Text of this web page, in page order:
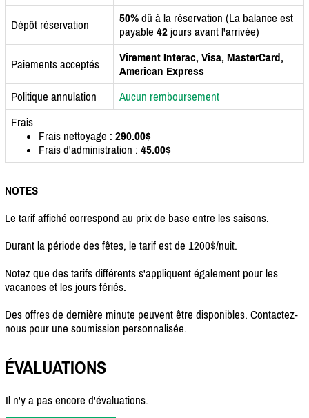
Dépôt réservation 50% dû à la réservation (La balance est
payable 42 jours avant l'arrivée)
Paiements acceptés
Virement Interac, Visa, MasterCard,
American Express
Politique annulation
Aucun remboursement
Frais
Frais nettoyage : 290.00$
Frais d'administration : 45.00$
NOTES
Le tarif affiché correspond au prix de base entre les saisons.
Durant la période des fêtes, le tarif est de 1200$/nuit.
Notez que des tarifs différents s'appliquent également pour les
vacances et les jours fériés.
Des offres de dernière minute peuvent être disponibles. Contactez-
nous pour une soumission personnalisée.
ÉVALUATIONS
Il n'y a pas encore d'évaluations.